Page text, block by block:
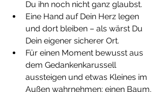
Du ihn noch nicht ganz glaubst.
Eine Hand auf Dein Herz legen
und dort bleiben – als wärst Du
Dein eigener sicherer Ort.
Für einen Moment bewusst aus
dem Gedankenkarussell
aussteigen und etwas Kleines im
Außen wahrnehmen: einen Baum,